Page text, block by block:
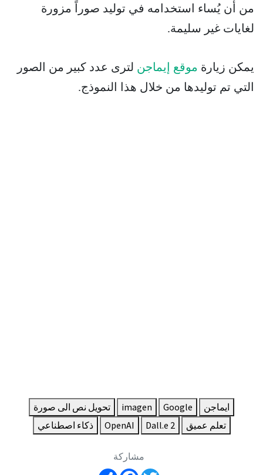
من أن يُساء استخدامه في توليد صوراً مزورة
لغايات غير سليمة.
يمكن زيارة موقع إيماجن لترى عدد كبير من الصور
التي تم توليدها من خلال هذا النموذج.
ايماجن Google
imagen
تحويل نص الى صورة
تعلم عميق
Dall.e 2
OpenAI ذكاء اصطناعي
مشاركة
Share
FacebookTwitter